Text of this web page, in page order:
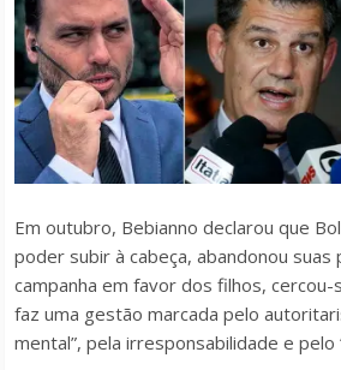
Em outubro, Bebianno declarou que
poder subir à cabeça, abandonou suas
campanha em favor dos filhos, cercou-
faz uma gestão marcada pelo
mental”, pela irresponsabilidade e pelo